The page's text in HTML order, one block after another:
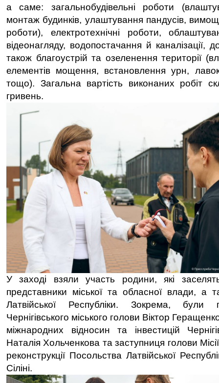
а саме: загальнобудівельні роботи
монтаж будинків, улаштування пандусів,
роботи), електротехнічні роботи,
відеонагляду, водопостачання й каналізації,
також благоустрій та озеленення території
елементів мощення, встановлення урн,
тощо). Загальна вартість виконаних робіт
гривень.
У заході взяли участь родини, які
представники міської та обласної влади, а
Латвійської Республіки. Зокрема, були
Чернігівського міського голови Віктор
міжнародних відносин та інвестицій
Наталія Хольченкова та заступниця голови
реконструкції Посольства Латвійської
Сіліні.